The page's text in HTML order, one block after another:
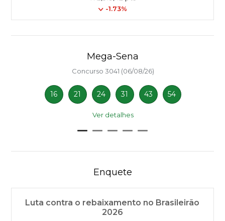
-1.73%
Mega-Sena
Concurso 3041 (06/08/26)
16 21 24 31 43 54
Ver detalhes
Enquete
Luta contra o rebaixamento no Brasileirão
2026